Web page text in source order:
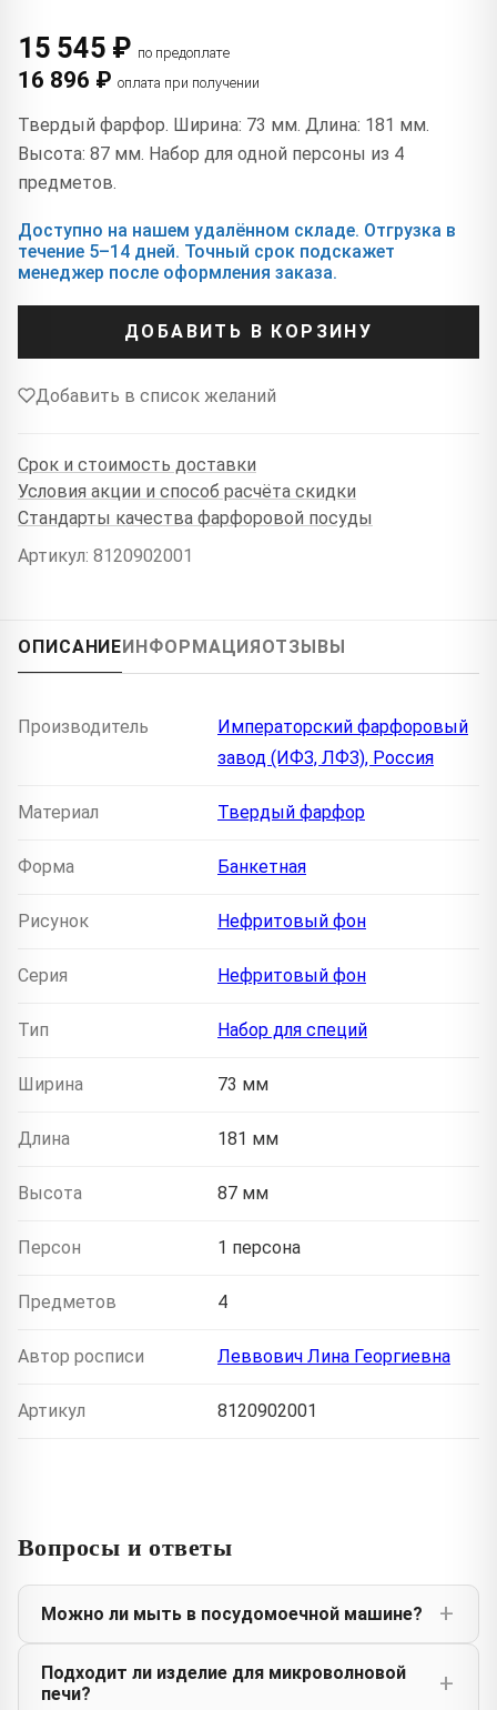
15 545 ₽ по предоплате
16 896 ₽ оплата при получении
Твердый фарфор. Ширина: 73 мм. Длина: 181 мм.
Высота: 87 мм. Набор для одной персоны из 4
предметов.
Доступно на нашем удалённом складе. Отгрузка в
течение 5–14 дней. Точный срок подскажет
менеджер после оформления заказа.
ДОБАВИТЬ В КОРЗИНУ
Добавить в список желаний
Срок и стоимость доставки
Условия акции и способ расчёта скидки
Стандарты качества фарфоровой посуды
Артикул: 8120902001
ОПИСАНИЕИНФОРМАЦИЯОТЗЫВЫ
Производитель
Императорский фарфоровый
завод (ИФЗ, ЛФЗ), Россия
Материал Твердый фарфор
Форма Банкетная
Рисунок Нефритовый фон
Серия Нефритовый фон
Тип Набор для специй
Ширина 73 мм
Длина 181 мм
Высота 87 мм
Персон 1 персона
Предметов 4
Автор росписи Леввович Лина Георгиевна
Артикул 8120902001
Вопросы и ответы
Можно ли мыть в посудомоечной машине?
Подходит ли изделие для микроволновой
печи?